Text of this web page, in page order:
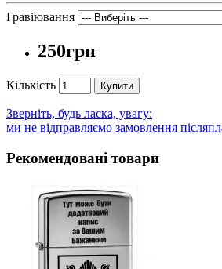
Гравіювання
250грн
Кількість Купити
Зверніть, будь ласка, увагу:
ми не відправляємо замовлення
Рекомендовані товари